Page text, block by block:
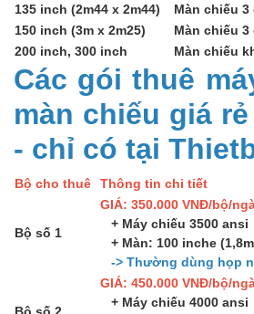
135 inch (2m44 x 2m44)
Màn chiếu 3
150 inch (3m x 2m25)
Màn chiếu 3
200 inch, 300 inch
Màn chiếu
Các gói thuê
màn chiếu giá
- chỉ có tại
Bộ cho thuê Thông tin chi tiết
Bộ số 1
GIÁ: 350.000 VNĐ/bộ/
+ Máy chiếu 3500 ansi
+ Màn: 100 inche
-> Thường dùng họp
GIÁ: 450.000 VNĐ/bộ/
+ Máy chiếu 4000 ansi